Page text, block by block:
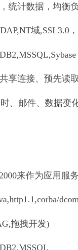
计数据，均衡负
域,SSL3.0，
连接、预先读取
邮件、数据变化
来作为应用服务
拖拽开发)